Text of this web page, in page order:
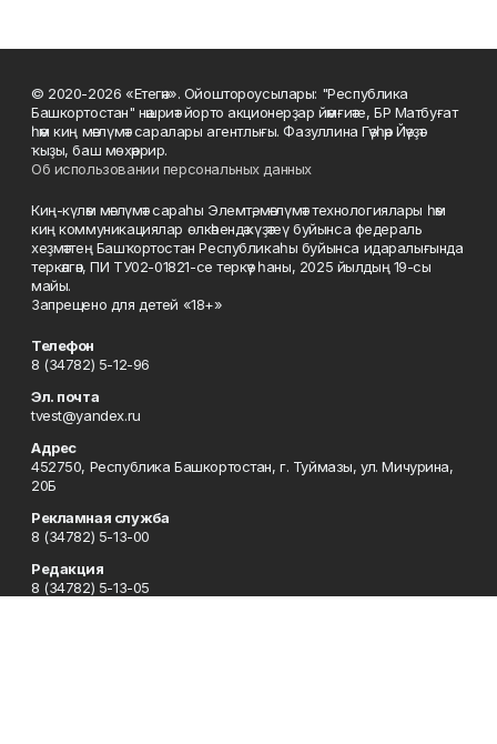
© 2020-2026 «Етегән». Ойоштороусылары: "Республика
Башкортостан" нәшриәт йорто акционерҙар йәмғиәте, БР Матбуғат
һәм киң мәғлүмәт саралары агентлығы. Фазуллина Гәүһәр Йәүҙәт
ҡыҙы, баш мөхәррир.
Об использовании персональных данных
Киң-күләм мәғлүмәт сараһы Элемтә, мәғлүмәт технологиялары һәм
киң коммуникациялар өлкәһендә күҙәтеү буйынса федераль
хеҙмәттең Башҡортостан Республикаһы буйынса идаралығында
теркәлгән, ПИ ТУ02-01821-се теркәү һаны, 2025 йылдың 19-сы
майы.
Запрещено для детей «18+»
Телефон
8 (34782) 5-12-96
Эл. почта
tvest@yandex.ru
Адрес
452750, Республика Башкортостан, г. Туймазы, ул. Мичурина,
20Б
Рекламная служба
8 (34782) 5-13-00
Редакция
8 (34782) 5-13-05